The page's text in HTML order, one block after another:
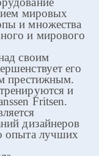
мировых
и множества
и мирового
своим
его
престижным.
и
Fritsen.
дизайнеров
опыта лучших